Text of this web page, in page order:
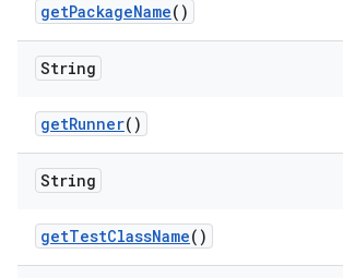
getPackageName()
String
getRunner()
String
getTestClassName()